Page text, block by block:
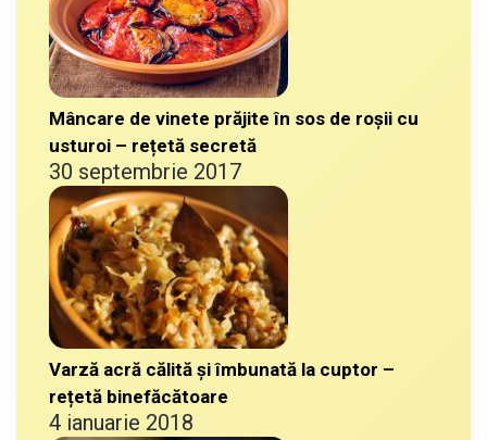
Mâncare de vinete prăjite în sos de roșii cu
usturoi – rețetă secretă
30 septembrie 2017
Varză acră călită și îmbunată la cuptor –
rețetă binefăcătoare
4 ianuarie 2018